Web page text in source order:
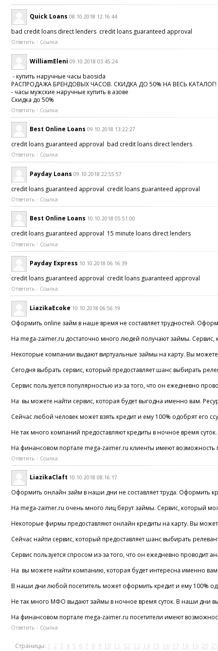
Quick Loans 08.10.2018 12:16:44
bad credit loans direct lenders credit loans guaranteed approval
Ответить Ссылка
WilliamEleni 09.10.2018 03:45:24
- купить наручные часы baosida
РАСПРОДАЖА БРЕНДОВЫХ ЧАСОВ. СКИДКА ДО 50% НА ВЕСЬ
- часы мужские наручные купить в азове
Скидка до 50%
Ответить Ссылка
Best Online Loans 09.10.2018 13:22:27
credit loans guaranteed approval bad credit loans direct lenders
Ответить Ссылка
Payday Loans 09.10.2018 22:55:57
credit loans guaranteed approval credit loans guaranteed approval
Ответить Ссылка
Best Online Loans 10.10.2018 05:51:00
credit loans guaranteed approval 15 minute loans direct lenders
Ответить Ссылка
Payday Express 10.10.2018 06:16:39
credit loans guaranteed approval credit loans guaranteed approval
Ответить Ссылка
LiazikaEcoke 10.10.2018 06:56:19
Оформить online займ в наше время не составляет трудностей.
На mega-zaimer.ru достаточно много людей получают займы.
Некоторые компании выдают виртуальные займы на карту. Вы
Сегодня выбрать сервис, который предоставляет шанс выбирать
Сервис пользуется популярностью из-за того, что он ежедневно
На вы можете найти сервис, которая будет выгодна именно вам.
Сейчас любой человек может взять кредит и ему 100% одобрят его
Не так много компаний предоставляют кредиты в ночное время
На финансовом портале mega-zaimer.ru клиенты имеют возможность
Ответить Ссылка
LiazikaClaft 10.10.2018 08:16:17
Оформить онлайн займ в наши дни не составляет труда. Оформить
На mega-zaimer.ru очень много лиц берут займы. Сервис, который
Некоторые фирмы предоставляют онлайн кредиты на карту. Вы
Сейчас найти сервис, который предоставляет шанс выбирать
Сервис пользуется спросом из-за того, что он ежедневно
На вы можете найти компанию, которая будет интересна именно
В наши дни любой посетитель может оформить кредит и ему 100%
Не так много МФО выдают займы в ночное время суток. В наши дни
На финансовом портале mega-zaimer.ru посетители имеют
Ответить Ссылка
Страницы: 1 2 3 4 5 6 7 8 9 10 11 12 13 14 15 16 17 18 19 20 21